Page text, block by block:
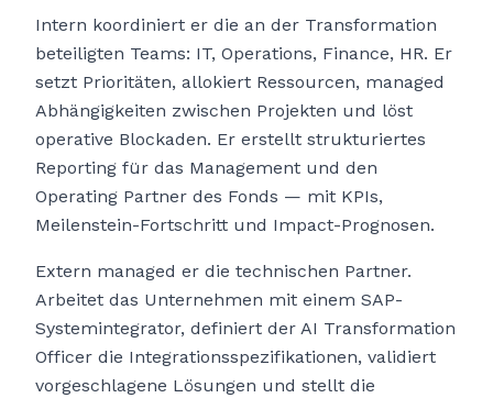
Intern koordiniert er die an der Transformation
beteiligten Teams: IT, Operations, Finance, HR. Er
setzt Prioritäten, allokiert Ressourcen, managed
Abhängigkeiten zwischen Projekten und löst
operative Blockaden. Er erstellt strukturiertes
Reporting für das Management und den
Operating Partner des Fonds — mit KPIs,
Meilenstein-Fortschritt und Impact-Prognosen.
Extern managed er die technischen Partner.
Arbeitet das Unternehmen mit einem SAP-
Systemintegrator, definiert der AI Transformation
Officer die Integrationsspezifikationen, validiert
vorgeschlagene Lösungen und stellt die